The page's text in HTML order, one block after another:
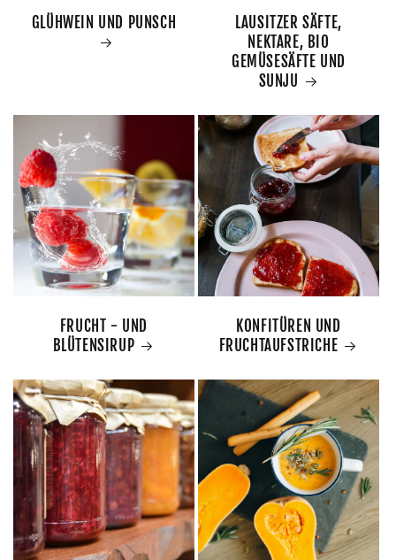
GLÜHWEIN UND PUNSCH
LAUSITZER SÄFTE,
NEKTARE, BIO
GEMÜSESÄFTE UND
SUNJU
FRUCHT - UND
BLÜTENSIRUP
KONFITÜREN UND
FRUCHTAUFSTRICHE